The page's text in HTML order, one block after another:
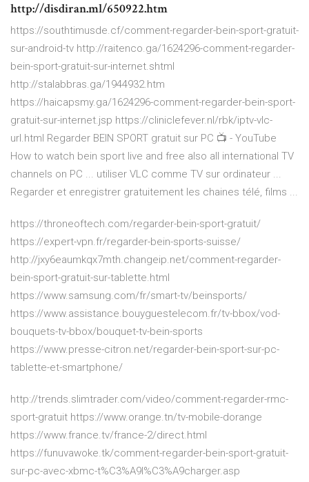
http://disdiran.ml/650922.htm
https://southtimusde.cf/comment-regarder-bein-sport-gratuit-
sur-android-tv http://raitenco.ga/1624296-comment-regarder-
bein-sport-gratuit-sur-internet.shtml
http://stalabbras.ga/1944932.htm
https://haicapsmy.ga/1624296-comment-regarder-bein-sport-
gratuit-sur-internet.jsp https://cliniclefever.nl/rbk/iptv-vlc-
url.html Regarder BEIN SPORT gratuit sur PC 📺 - YouTube
How to watch bein sport live and free also all international TV
channels on PC ... utiliser VLC comme TV sur ordinateur ...
Regarder et enregistrer gratuitement les chaines télé, films ...
https://throneoftech.com/regarder-bein-sport-gratuit/
https://expert-vpn.fr/regarder-bein-sports-suisse/
http://jxy6eaumkqx7mth.changeip.net/comment-regarder-
bein-sport-gratuit-sur-tablette.html
https://www.samsung.com/fr/smart-tv/beinsports/
https://www.assistance.bouyguestelecom.fr/tv-bbox/vod-
bouquets-tv-bbox/bouquet-tv-bein-sports
https://www.presse-citron.net/regarder-bein-sport-sur-pc-
tablette-et-smartphone/
http://trends.slimtrader.com/video/comment-regarder-rmc-
sport-gratuit https://www.orange.tn/tv-mobile-dorange
https://www.france.tv/france-2/direct.html
https://funuvawoke.tk/comment-regarder-bein-sport-gratuit-
sur-pc-avec-xbmc-t%C3%A9l%C3%A9charger.asp